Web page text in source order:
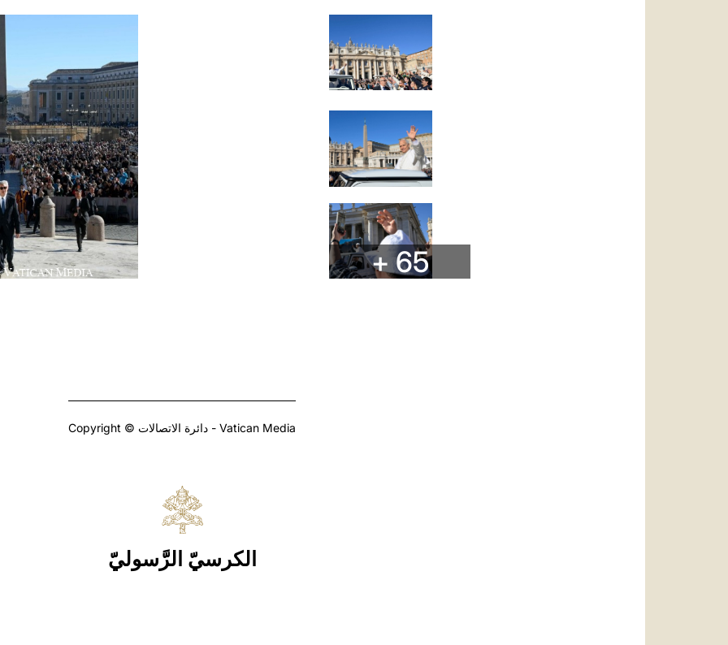
+ 65
Copyright © دائرة الاتصالات - Vatican Media
الكرسيّ الرَّسوليّ